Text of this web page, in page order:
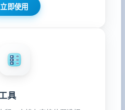
立即使用
具